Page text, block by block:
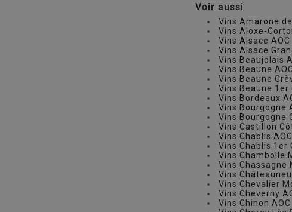
Voir aussi
Vins Amarone
Vins Aloxe-
Vins Alsace AOC
Vins Alsace
Vins Beaujolais
Vins Beaune AOC
Vins Beaune
Vins Beaune 1er
Vins Bordeaux
Vins Bourgogne
Vins Bourgogne
Vins Castillon
Vins Chablis AOC
Vins Chablis 1er
Vins Chambolle
Vins Chassagne
Vins
Vins Chevalier
Vins Cheverny
Vins Chinon AOC